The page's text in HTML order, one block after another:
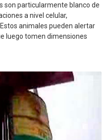
son particularmente blanco de
a nivel celular,
animales pueden alertar
luego tomen dimensiones